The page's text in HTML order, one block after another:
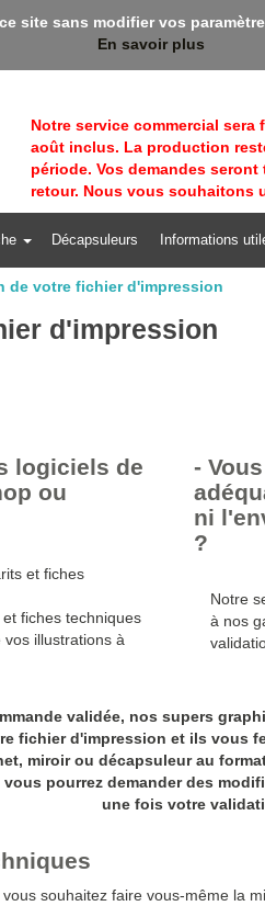
::: Bienvenue sur
site sans modifier vos
En savoir plus
Notre service commercial sera
août inclus. La production
période. Vos demandes
retour. Nous vous souhaitons
Décapsuleurs Informations
de votre fichier d'impression
d'impression
logiciels de
ou
et fiches
fiches techniques
illustrations à
-
ni
?
Notre
à nos
validée, nos supers
fichier d'impression et ils vous
miroir ou décapsuleur au
vous pourrez demander des
une fois votre
souhaitez faire vous-même la